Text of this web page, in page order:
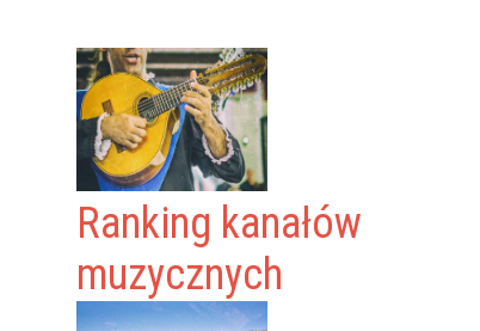
Ranking kanałów
muzycznych